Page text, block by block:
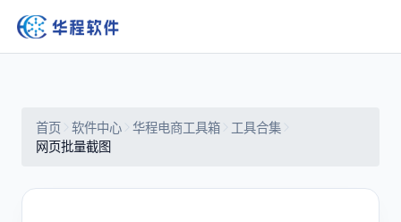
首页 软件中心 华程电商工具箱
工具合集
网页批量截图